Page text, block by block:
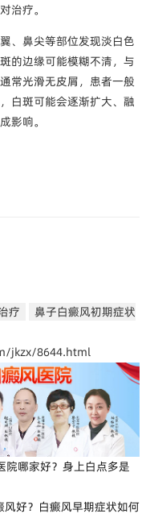
治疗。
、鼻尖等部位发现淡白色
的边缘可能模糊不清，与
常光滑无皮屑，患者一般
白斑可能会逐渐扩大、融
影响。
疗
鼻子白癜风初期症状
jkzx/8644.html
院哪家好？身上白点多是
好？白癜风早期症状如何